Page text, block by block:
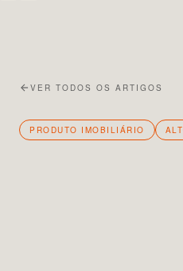
VER TODOS OS ARTIGOS
PRODUTO IMOBILIÁRIO